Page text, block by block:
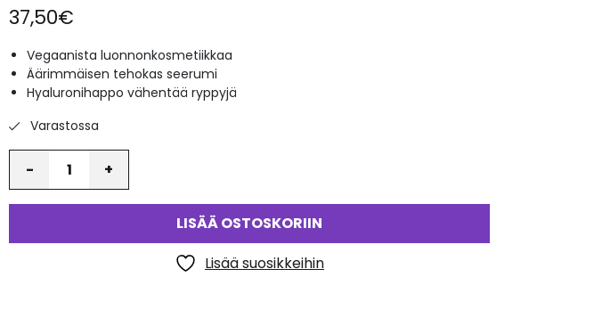
perustuen
asiakkaan
37,50€
Vegaanista luonnonkosmetiikkaa
Äärimmäisen tehokas seerumi
Hyaluronihappo vähentää ryppyjä
Varastossa
LISÄÄ OSTOSKORIIN
Lisää suosikkeihin